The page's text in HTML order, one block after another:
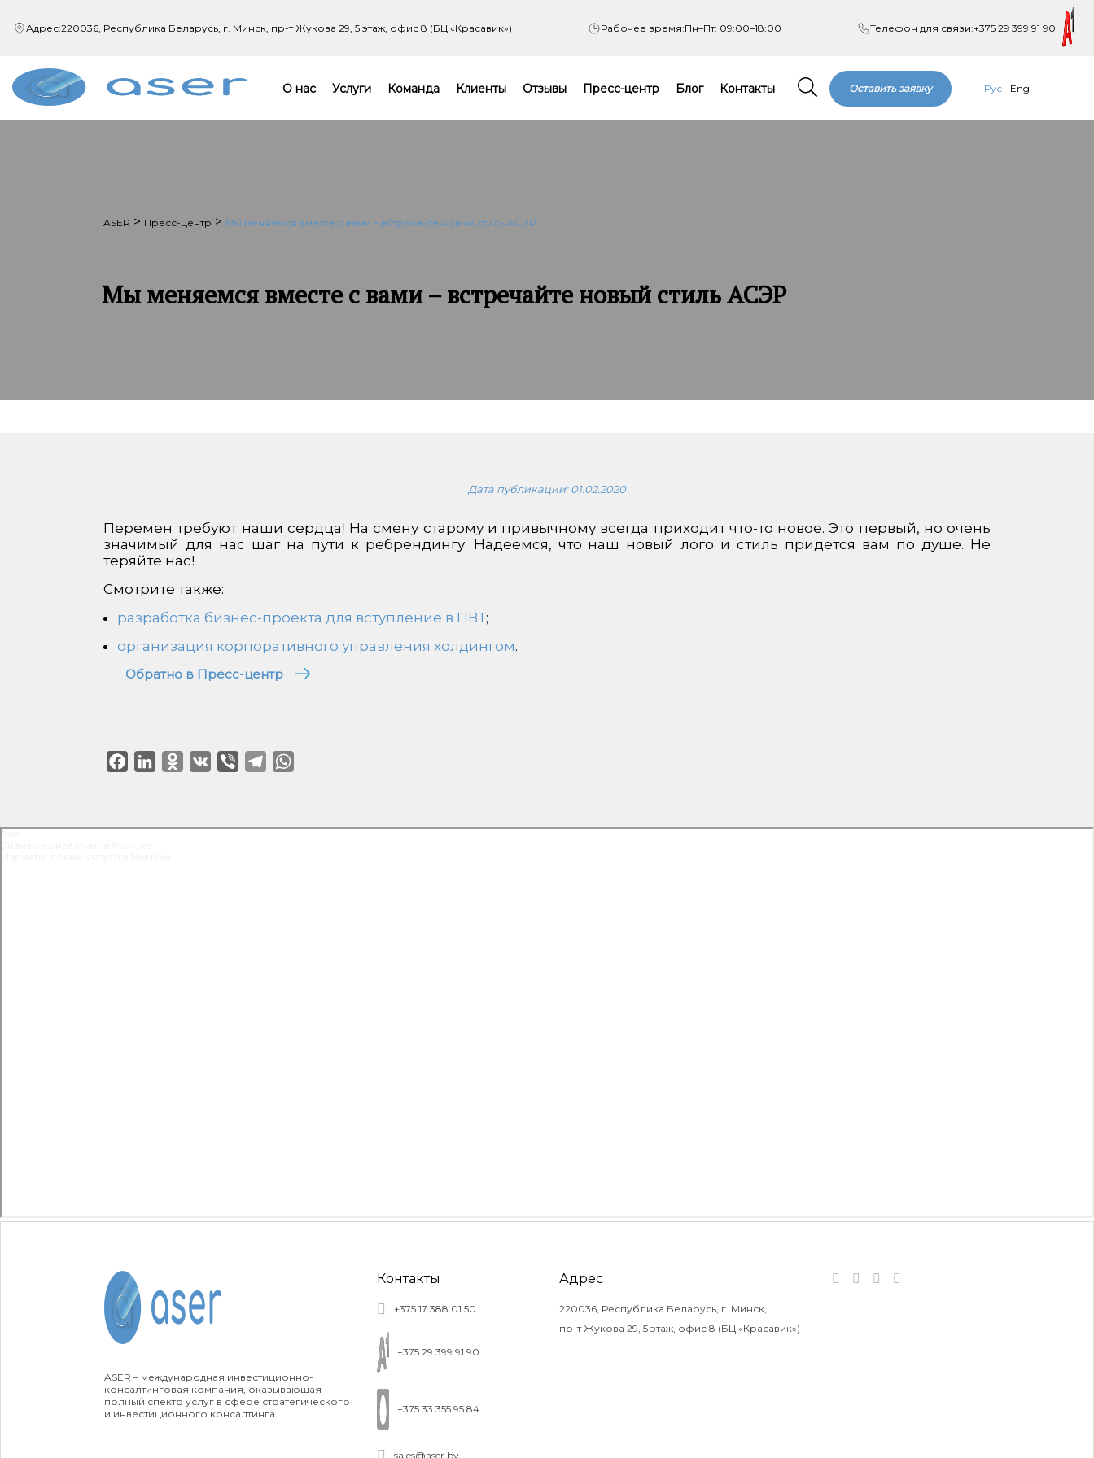
Адрес:220036, Республика Беларусь, г. Минск, пр-т Жукова 29, 5 этаж, офис 8 (БЦ «Красавик») Рабочее время:Пн–Пт: 09:00–18:00 Телефон для связи:+375 29 399 91 90
О нас Услуги Команда Клиенты Отзывы Пресс-центр Блог Контакты Оставить заявку Рус Eng
ASER > Пресс-центр > Мы меняемся вместе с вами – встречайте новый стиль АСЭР
Мы меняемся вместе с вами – встречайте новый стиль АСЭР
Дата публикации:01.02.2020
Перемен требуют наши сердца! На смену старому и привычному всегда приходит что-то новое. Это первый, но очень
значимый для нас шаг на пути к ребрендингу. Надеемся, что наш новый лого и стиль придется вам по душе. Не
теряйте нас!
Смотрите также:
разработка бизнес-проекта для вступление в ПВТ;
организация корпоративного управления холдингом.
Обратно в Пресс-центр
FacebookLinkedInOdnoklassniki
VK Viber Telegram
ASER – международная инвестиционно-
консалтинговая компания, оказывающая
полный спектр услуг в сфере стратегического
и инвестиционного консалтинга
Контакты
+375 17 388 01 50
+375 29 399 91 90
+375 33 355 95 84
sales@aser.by
Адрес
220036, Республика Беларусь, г. Минск,
пр-т Жукова 29, 5 этаж, офис 8 (БЦ «Красавик»)